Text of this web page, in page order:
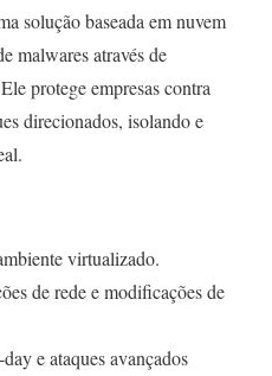
solução baseada em nuvem
malwares através de
protege empresas contra
direcionados, isolando e
virtualizado.
de rede e modificações de
e ataques avançados